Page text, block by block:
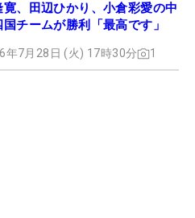
寛、田辺ひかり、小倉彩愛の中
国チームが勝利「最高です」
年7月28日 (火) 17時30分 1